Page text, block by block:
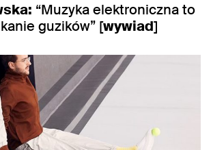
“Muzyka elektroniczna to
guzików” [wywiad]